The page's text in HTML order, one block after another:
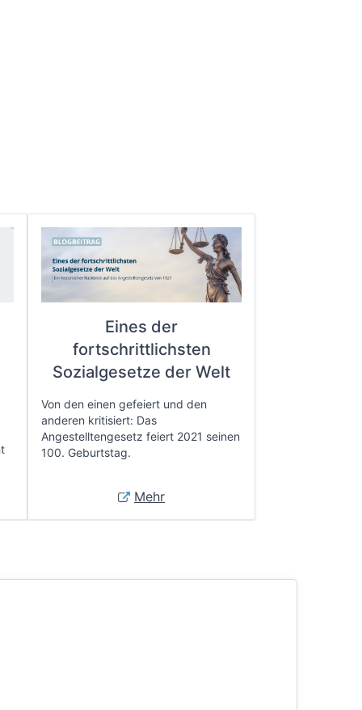
Eines der
fortschrittlichsten
Sozialgesetze der Welt
Von den einen gefeiert und den
anderen kritisiert: Das
Angestelltengesetz feiert 2021 seinen
100. Geburtstag.
Mehr